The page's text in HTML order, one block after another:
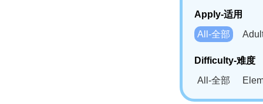
Bahasa
Swahili(SW)-
Apply-适用
All-全部
Difficulty-难度
All-全部